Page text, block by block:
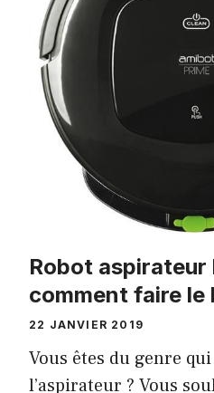
Robot aspirateur
comment faire le
22 JANVIER 2019
Vous êtes du genre
l’aspirateur ? Vous